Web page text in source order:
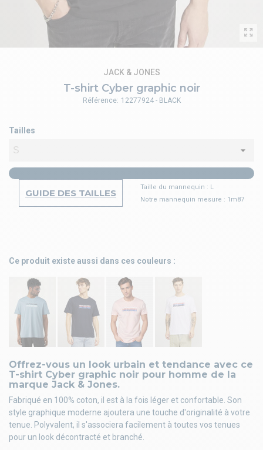
T-shirt Cyber graphic noir
JACK & JONES
Offrez-vous un look urbain et tendance avec ce
T-shirt Cyber graphic noir pour homme de la
marque Jack & Jones.
Fabriqué en 100% coton, il est à la fois léger et confortable. Son
style graphique moderne ajoutera une touche d'originalité à votre
tenue. Polyvalent, il s'associera facilement à toutes vos tenues
pour un look décontracté et branché.
Tailles
GUIDE DES TAILLES
Taille du mannequin : L
Notre mannequin mesure : 1m87
Référence: 12277924 - BLACK
Ce produit existe aussi dans ces couleurs :